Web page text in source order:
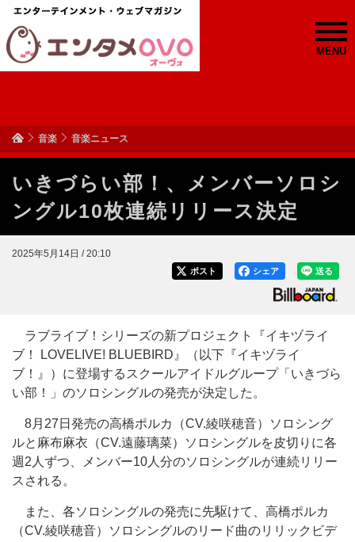
MENU
音楽 音楽ニュース
いきづらい部！、メンバーソロシ
ングル10枚連続リリース決定
2025年5月14日 / 20:10
送る
シェア
ポスト
ラブライブ！シリーズの新プロジェクト『イキヅライ
ブ！ LOVELIVE! BLUEBIRD』（以下『イキヅライ
ブ！』）に登場するスクールアイドルグループ「いきづら
い部！」のソロシングルの発売が決定した。
8月27日発売の高橋ポルカ（CV.綾咲穂音）ソロシング
ルと麻布麻衣（CV.遠藤璃菜）ソロシングルを皮切りに各
週2人ずつ、メンバー10人分のソロシングルが連続リリー
スされる。
また、各ソロシングルの発売に先駆けて、高橋ポルカ
（CV.綾咲穂音）ソロシングルのリード曲のリリックビデ